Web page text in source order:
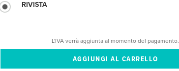
RIVISTA
L'IVA verrà aggiunta al momento del pagamento.